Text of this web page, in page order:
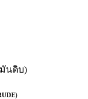
นดิบ)